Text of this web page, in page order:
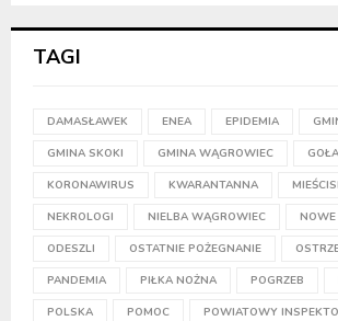
TAGI
DAMASŁAWEK ENEA EPIDEMIA
GMINA SKOKI GMINA WĄGROWIEC
KORONAWIRUS KWARANTANNA
NEKROLOGI NIELBA WĄGROWIEC NOWE
ODESZLI OSTATNIE POŻEGNANIE
PANDEMIA PIŁKA NOŻNA POGRZEB
POLSKA POMOC POWIATOWY